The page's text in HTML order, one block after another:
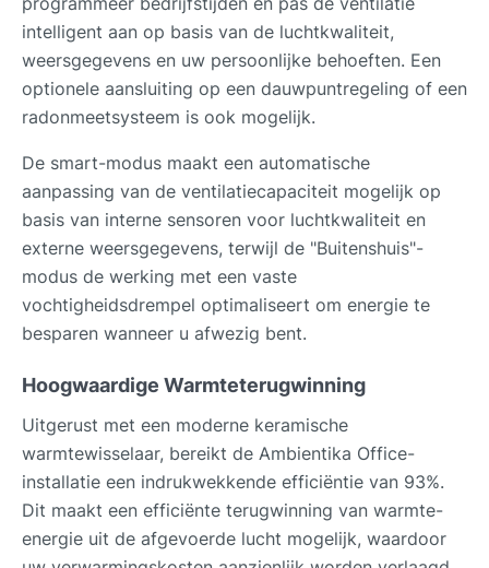
intelligent aan op basis van de luchtkwaliteit,
weersgegevens en uw persoonlijke behoeften. Een
optionele aansluiting op een dauwpuntregeling of een
radonmeetsysteem is ook mogelijk.
De smart-modus maakt een automatische
aanpassing van de ventilatiecapaciteit mogelijk op
basis van interne sensoren voor luchtkwaliteit en
externe weersgegevens, terwijl de "Buitenshuis"-
modus de werking met een vaste
vochtigheidsdrempel optimaliseert om energie te
besparen wanneer u afwezig bent.
Hoogwaardige Warmteterugwinning
Uitgerust met een moderne keramische
warmtewisselaar, bereikt de Ambientika Office-
installatie een indrukwekkende efficiëntie van 93%.
Dit maakt een efficiënte terugwinning van warmte-
energie uit de afgevoerde lucht mogelijk, waardoor